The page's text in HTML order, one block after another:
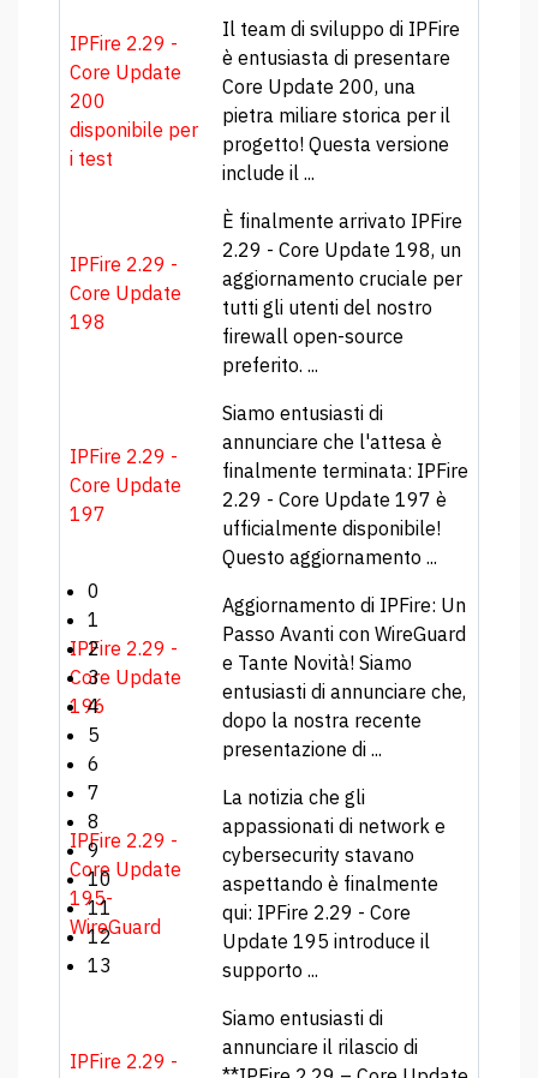
0
1
2
3
4
5
6
7
8
9
10
11
12
13
IPFire 2.29 -
Core Update
200
disponibile per
i test
Il team di sviluppo di IPFire
è entusiasta di presentare
Core Update 200, una
pietra miliare storica per il
progetto! Questa versione
include il ...
IPFire 2.29 -
Core Update
198
È finalmente arrivato IPFire
2.29 - Core Update 198, un
aggiornamento cruciale per
tutti gli utenti del nostro
firewall open-source
preferito. ...
IPFire 2.29 -
Core Update
197
Siamo entusiasti di
annunciare che l'attesa è
finalmente terminata: IPFire
2.29 - Core Update 197 è
ufficialmente disponibile!
Questo aggiornamento ...
IPFire 2.29 -
Core Update
196
Aggiornamento di IPFire: Un
Passo Avanti con WireGuard
e Tante Novità! Siamo
entusiasti di annunciare che,
dopo la nostra recente
presentazione di ...
IPFire 2.29 -
Core Update
195-
WireGuard
La notizia che gli
appassionati di network e
cybersecurity stavano
aspettando è finalmente
qui: IPFire 2.29 - Core
Update 195 introduce il
supporto ...
IPFire 2.29 -
Siamo entusiasti di
annunciare il rilascio di